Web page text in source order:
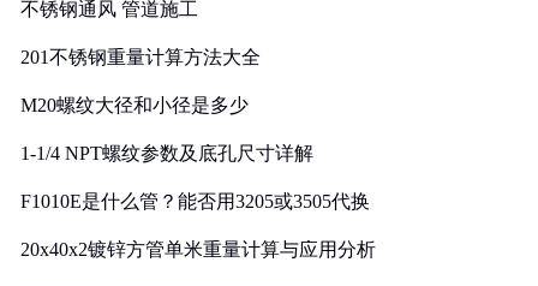
不锈钢通风 管道施工
201不锈钢重量计算方法大全
M20螺纹大径和小径是多少
1-1/4 NPT螺纹参数及底孔尺寸详解
F1010E是什么管？能否用3205或3505代换
20x40x2镀锌方管单米重量计算与应用分析